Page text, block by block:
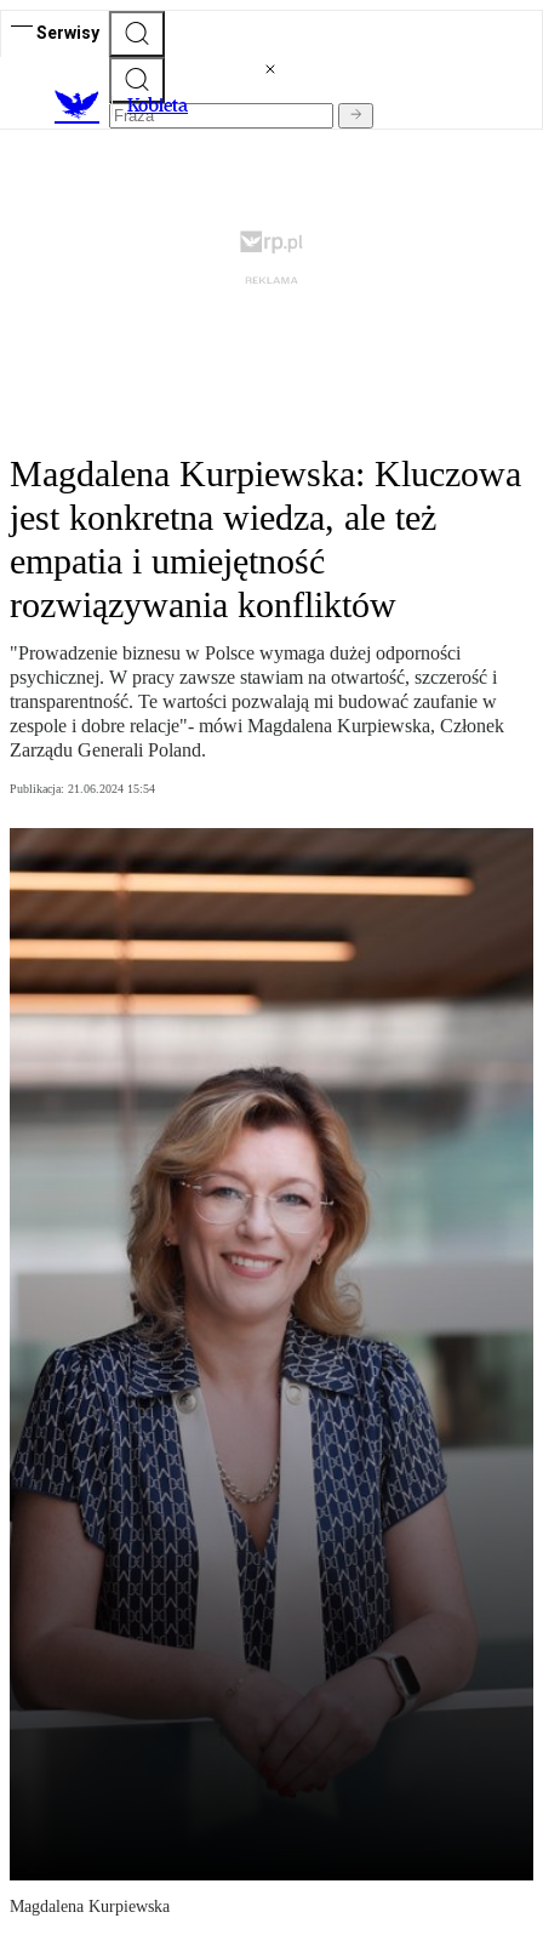
Serwisy
Kobieta
Magdalena Kurpiewska: Kluczowa
jest konkretna wiedza, ale też
empatia i umiejętność
rozwiązywania konfliktów
"Prowadzenie biznesu w Polsce wymaga dużej odporności
psychicznej. W pracy zawsze stawiam na otwartość, szczerość i
transparentność. Te wartości pozwalają mi budować zaufanie w
zespole i dobre relacje"- mówi Magdalena Kurpiewska, Członek
Zarządu Generali Poland.
Publikacja: 21.06.2024 15:54
Magdalena Kurpiewska